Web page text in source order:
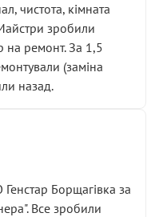
чистота, кімната
зробили
на ремонт. За 1,5
(заміна
назад.
Борщагівка за
Все зробили